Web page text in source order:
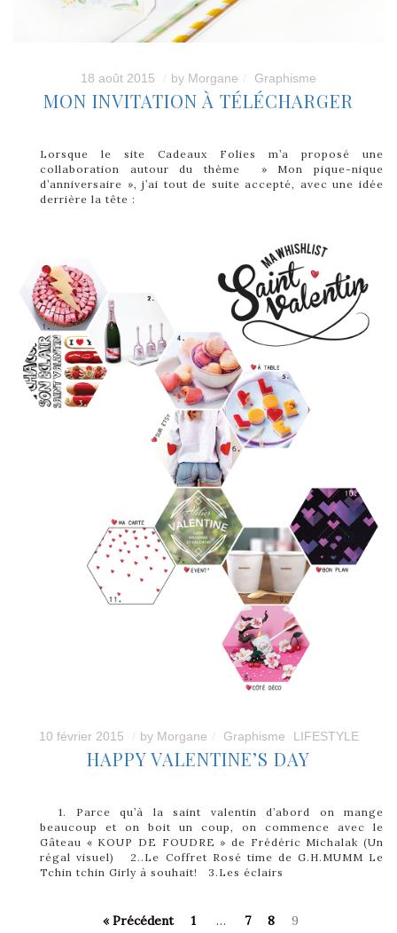
18 août 2015 by Morgane Graphisme
MON INVITATION À TÉLÉCHARGER
Lorsque le site Cadeaux Folies m’a proposé une
collaboration autour du thème » Mon pique-nique
d’anniversaire », j’ai tout de suite accepté, avec une idée
derrière la tête :
10 février 2015 by Morgane Graphisme LIFESTYLE
HAPPY VALENTINE’S DAY
1. Parce qu’à la saint valentin d’abord on mange
beaucoup et on boit un coup, on commence avec le
Gâteau « KOUP DE FOUDRE » de Frédéric Michalak (Un
régal visuel) 2..Le Coffret Rosé time de G.H.MUMM Le
Tchin tchin Girly à souhait! 3.Les éclairs
« Précédent 1 … 7 8 9